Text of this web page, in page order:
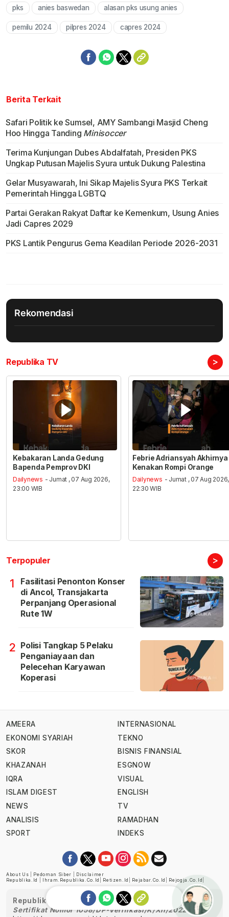
pks anies baswedan alasan pks usung anies
pemilu 2024 pilpres 2024 capres 2024
Berita Terkait
Safari Politik ke Sumsel, AMY Sambangi Masjid Cheng
Hoo Hingga Tanding Minisoccer
Terima Kunjungan Dubes Abdalfatah, Presiden PKS
Ungkap Putusan Majelis Syura untuk Dukung Palestina
Gelar Musyawarah, Ini Sikap Majelis Syura PKS Terkait
Pemerintah Hingga LGBTQ
Partai Gerakan Rakyat Daftar ke Kemenkum, Usung Anies
Jadi Capres 2029
PKS Lantik Pengurus Gema Keadilan Periode 2026-2031
Rekomendasi
Republika TV >
Kebakaran Landa Gedung
Bapenda Pemprov DKI
Dailynews - Jumat , 07 Aug 2026,
23:00 WIB
Febrie Adriansyah Akhirnya
Kenakan Rompi Orange
Dailynews - Jumat , 07 Aug 2026,
22:30 WIB
Terpopuler >
1
Fasilitasi Penonton Konser
di Ancol, Transjakarta
Perpanjang Operasional
Rute 1W
2 Polisi Tangkap 5 Pelaku
Penganiayaan dan
Pelecehan Karyawan
Koperasi
AMEERA
EKONOMI SYARIAH
SKOR
KHAZANAH
IQRA
ISLAM DIGEST
NEWS
ANALISIS
SPORT
INTERNASIONAL
TEKNO
BISNIS FINANSIAL
ESGNOW
VISUAL
ENGLISH
TV
RAMADHAN
INDEKS
About Us Pedoman Siber
Disclaimer
Republika.id
Ihram.republika.co.id Retizen.id Rejabar.co.id Rejogja.co.id
Republika telah diverifikasi oleh Dewan Pers
Sertifikat Nomor 1058/DP-Verifikasi/K/XII/2022